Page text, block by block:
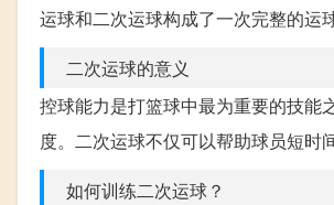
运球和二次运球构成了一次完整的运
二次运球的意义
控球能力是打篮球中最为重要的技能
度。二次运球不仅可以帮助球员短时
如何训练二次运球？